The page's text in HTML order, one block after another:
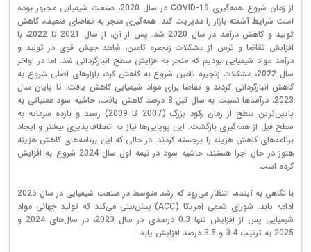
از زمان شروع همه‌گیری COVID-19 در سال 2020، صنعت شیمیایی مجبور بوده
است شرایط آشفته بازار را مدیریت کند. همه‌گیری منجر به تقاضای ضعیف، کاهش
تولید و کاهش درآمد در سال 2020 شد. پس از آن، از سال 2021 تا 2022، با
افزایش تقاضا و ترس از مشکلات زنجیره تامین، شاهد جهش قوی در تولید و
درآمد مواد شیمیایی بودیم که منجر به افزایش سطح انبارگردانی شد. اما در اواخر
سال 2022، مشکلات زنجیره تامین شروع به کاهش کرد، بازارهای اصلی شروع به
کاهش انبارگردانی کردند و تقاضا برای مواد شیمیایی کاهش یافت. تا پایان سال
2023، درآمدها نسبت به سال قبل 8 درصد کاهش یافت، حاشیه سود عملیاتی به
پایین‌ترین سطح از زمان رکود بزرگ (2007 تا 2009) رسید و بازده سرمایه به
سطح قبل از همه‌گیری بازگشت. این پویایی‌ها نیاز به انعطاف‌پذیری بیشتر و ایجاد
برنامه‌های کاهش هزینه را برجسته کردند. در حالی که این برنامه‌های کاهش هزینه
هنوز در حال اجرا هستند، حاشیه سود در نیمه اول سال 2024 شروع به افزایش
کرده است.
با نگاهی به آینده، انتظار می‌رود که رشد متوسط در صنعت شیمیایی در سال 2025
ادامه یابد. شورای شیمی آمریکا (ACC) پیش‌بینی می‌کند که تولید جهانی مواد
شیمیایی پس از افزایش تنها 0.3 درصدی در سال 2023، در سال‌های 2024 و
2025 به ترتیب 3.4 و 3.5 درصد افزایش یابد.